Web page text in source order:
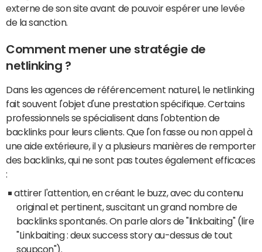
externe de son site avant de pouvoir espérer une levée
de la sanction.
Comment mener une stratégie de
netlinking ?
Dans les agences de référencement naturel, le netlinking
fait souvent l'objet d'une prestation spécifique. Certains
professionnels se spécialisent dans l'obtention de
backlinks pour leurs clients. Que l'on fasse ou non appel à
une aide extérieure, il y a plusieurs manières de remporter
des backlinks, qui ne sont pas toutes également efficaces
:
attirer l'attention, en créant le buzz, avec du contenu
original et pertinent, suscitant un grand nombre de
backlinks spontanés. On parle alors de "linkbaiting" (lire
"Linkbaiting : deux success story au-dessus de tout
soupçon").